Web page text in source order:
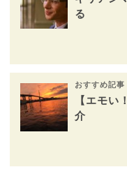
る
おすすめ記事
【エモ
介